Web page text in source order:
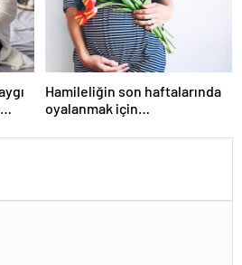
Hamileliğin son haftalarında
oyalanmak için…